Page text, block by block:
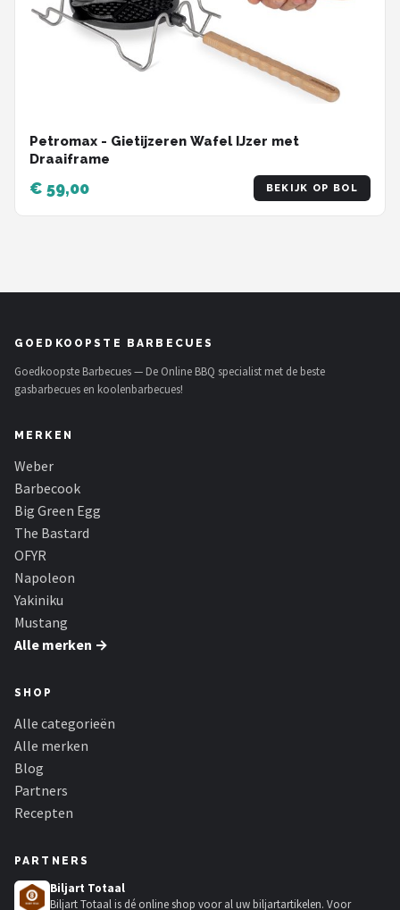
Petromax - Gietijzeren Wafel IJzer met
Draaiframe
€ 59,00 BEKIJK OP BOL
GOEDKOOPSTE BARBECUES
Goedkoopste Barbecues — De Online BBQ specialist met de beste
gasbarbecues en koolenbarbecues!
MERKEN
Weber
Barbecook
Big Green Egg
The Bastard
OFYR
Napoleon
Yakiniku
Mustang
Alle merken →
SHOP
Alle categorieën
Alle merken
Blog
Partners
Recepten
PARTNERS
Biljart Totaal
Biljart Totaal is dé online shop voor al uw biljartartikelen. Voor